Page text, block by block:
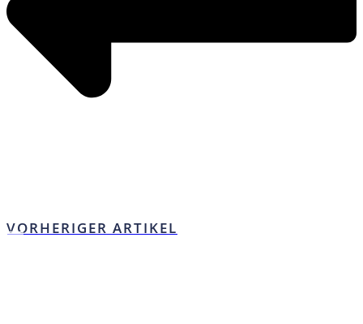
VORHERIGER ARTIKEL